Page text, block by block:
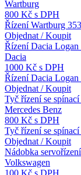
Wartburg
800 Kč s DPH
Řízení Wartburg
Objednat / Koupit
Řízení Dacia
Dacia
1000 Kč s DPH
Řízení Dacia
Objednat / Koupit
Tyč řízení se
Mercedes Benz
800 Kč s DPH
Tyč řízení se
Objednat / Koupit
Nádobka
Volkswagen
100 Kč s DPH